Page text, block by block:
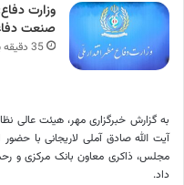
وزارت
صنعت
35 دقیقه پیش
آیت الله صادق آملی لاریجانی با
مجلس، ذاکری معاون بانک مرکزی و
داد.